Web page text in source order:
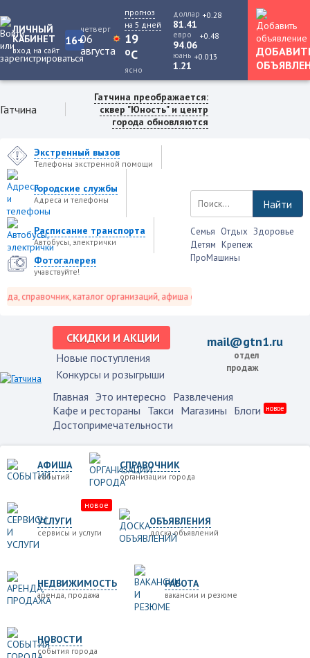
ЛИЧНЫЙ
КАБИНЕТ
вход на сайт
16+
четверг
06
августа
прогноз
на 5 дней
19
oC
ясно
доллар
81.41
+0.28
евро
94.06
+0.48
юань
1.21
+0.013
Гатчина
Гатчина преображается:
сквер "Юность" и центр
города обновляются
Экстренный вызов
Телефоны экстренной помощи
Городские службы
Адреса и телефоны
Расписание транспорта
Автобусы, электрички
Фотогалерея
учавствуйте!
справочник, каталог организаций, афиша событий и не только это.
Найти
Семья Отдых Здоровье
Детям Крепеж
ПроМашины
СКИДКИ И АКЦИИ
Новые поступления
Конкурсы и розыгрыши
mail@gtn1.ru
отдел
продаж
Главная Это интересно Развлечения
Кафе и рестораны Такси Магазины Блоги новое
Достопримечательности
АФИША
событий
СПРАВОЧНИК
организации города
УСЛУГИ
сервисы и услуги
новое
ОБЪЯВЛЕНИЯ
доска объявлений
НЕДВИЖИМОСТЬ
аренда, продажа
РАБОТА
вакансии и резюме
НОВОСТИ
события города